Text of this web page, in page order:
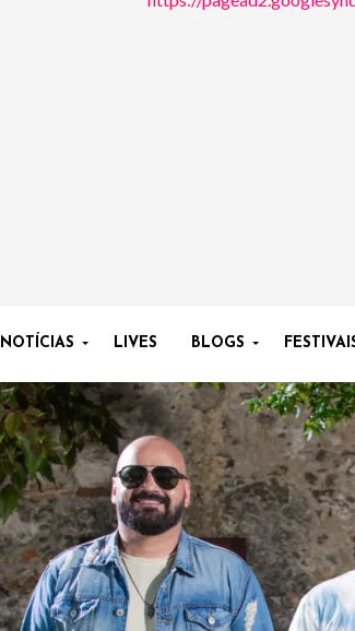
NOTÍCIAS LIVES BLOGS